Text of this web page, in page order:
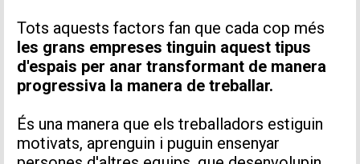
Tots aquests factors fan que cada cop més
les grans empreses tinguin aquest tipus
d'espais per anar transformant de manera
progressiva la manera de treballar.
És una manera que els treballadors estiguin
motivats, aprenguin i puguin ensenyar